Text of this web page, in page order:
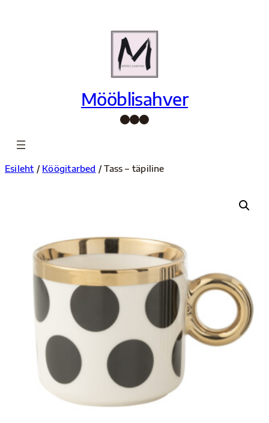
Mööblisahver
Facebook InstagramPinterest
Esileht / Köögitarbed / Tass – täpiline